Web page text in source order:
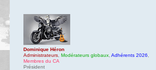
Dominique Héron
Administrateurs Modérateurs globaux Adhérents 2026
Membres du CA
Président